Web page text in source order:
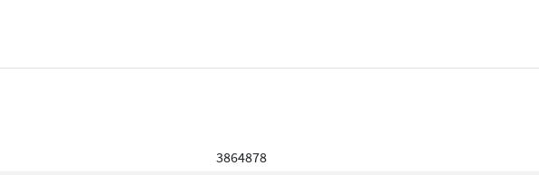
zijn voorzien van
dagelijks gebruik,
3864878